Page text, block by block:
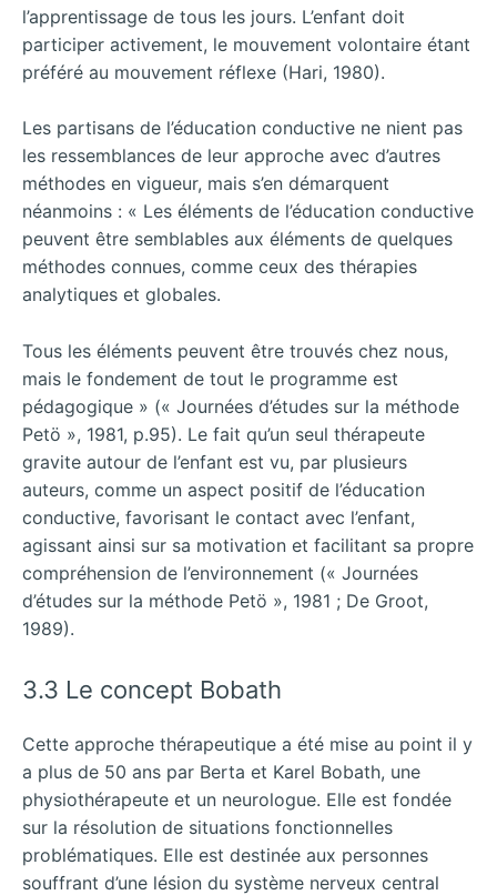
l’apprentissage de tous les jours. L’enfant doit
participer activement, le mouvement volontaire étant
préféré au mouvement réflexe (Hari, 1980).
Les partisans de l’éducation conductive ne nient pas
les ressemblances de leur approche avec d’autres
méthodes en vigueur, mais s’en démarquent
néanmoins : « Les éléments de l’éducation conductive
peuvent être semblables aux éléments de quelques
méthodes connues, comme ceux des thérapies
analytiques et globales.
Tous les éléments peuvent être trouvés chez nous,
mais le fondement de tout le programme est
pédagogique » (« Journées d’études sur la méthode
Petö », 1981, p.95). Le fait qu’un seul thérapeute
gravite autour de l’enfant est vu, par plusieurs
auteurs, comme un aspect positif de l’éducation
conductive, favorisant le contact avec l’enfant,
agissant ainsi sur sa motivation et facilitant sa propre
compréhension de l’environnement (« Journées
d’études sur la méthode Petö », 1981 ; De Groot,
1989).
3.3 Le concept Bobath
Cette approche thérapeutique a été mise au point il y
a plus de 50 ans par Berta et Karel Bobath, une
physiothérapeute et un neurologue. Elle est fondée
sur la résolution de situations fonctionnelles
problématiques. Elle est destinée aux personnes
souffrant d’une lésion du système nerveux central